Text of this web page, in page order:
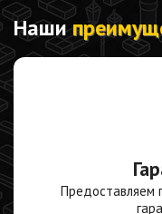
Наши
Предоставляем